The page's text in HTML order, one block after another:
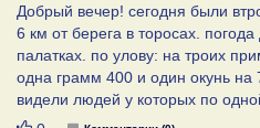
Добрый вечер! сегодня были
6 км от берега в торосах.
палатках. по улову: на троих
одна грамм 400 и один окунь на
видели людей у которых по